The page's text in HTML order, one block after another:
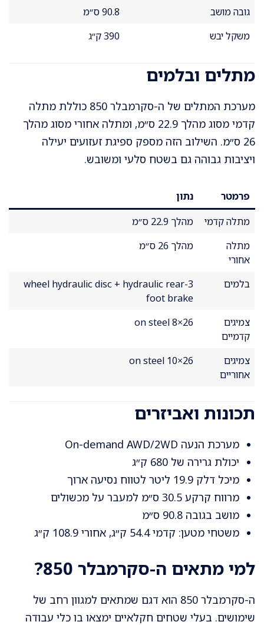
גובה מושב
90.8 ס״מ
משקל יבש
390 ק״ג
מתלים ובלמים
מערכת המתלים של ה-סקרמבלר 850 כוללת מתלה
קדמי מסוג מהלך 22.9 ס״מ, ומתלה אחורי מסוג מהלך
26 ס״מ. השילוב הזה מספק ספיגת זעזועים יעילה
ויציבות גבוהה גם בשטח סלעי ומשובש.
פרמטר
נתון
מתלה קדמי
מהלך 22.9 ס״מ
מתלה
אחורי
מהלך 26 ס״מ
בלמים
3-wheel hydraulic disc + hydraulic rear
foot brake
צמיגים
קדמיים
26×8 on steel
צמיגים
אחוריים
26×10 on steel
תכונות ואביזרים
מערכת הנעה On-demand AWD/2WD
יכולת גרירה של 680 ק״ג
מיכל דלק 19.9 ליטר לטווח נסיעה ארוך
מרווח קרקע 30.5 ס״מ למעבר על מכשולים
מושב בגובה 90.8 ס״מ
משטחי מטען: קדמי 54.4 ק״ג, אחורי 108.9 ק״ג
למי מתאים ה-סקרמבלר 850?
ה-סקרמבלר 850 הוא דגם שמתאים למגוון רחב של
שימושים. בעלי שטחים חקלאיים ימצאו בו כלי עבודה